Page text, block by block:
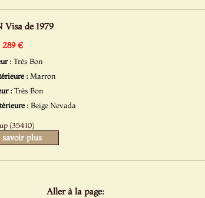
Visa de 1979
289 €
: Très Bon
: Marron
: Très Bon
: Beige Nevada
(35410)
savoir plus
Aller à la page: